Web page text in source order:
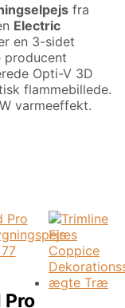
fra
Electric
en 3-sidet
producent
Opti-V 3D
flammebillede.
varmeeffekt.
Pro